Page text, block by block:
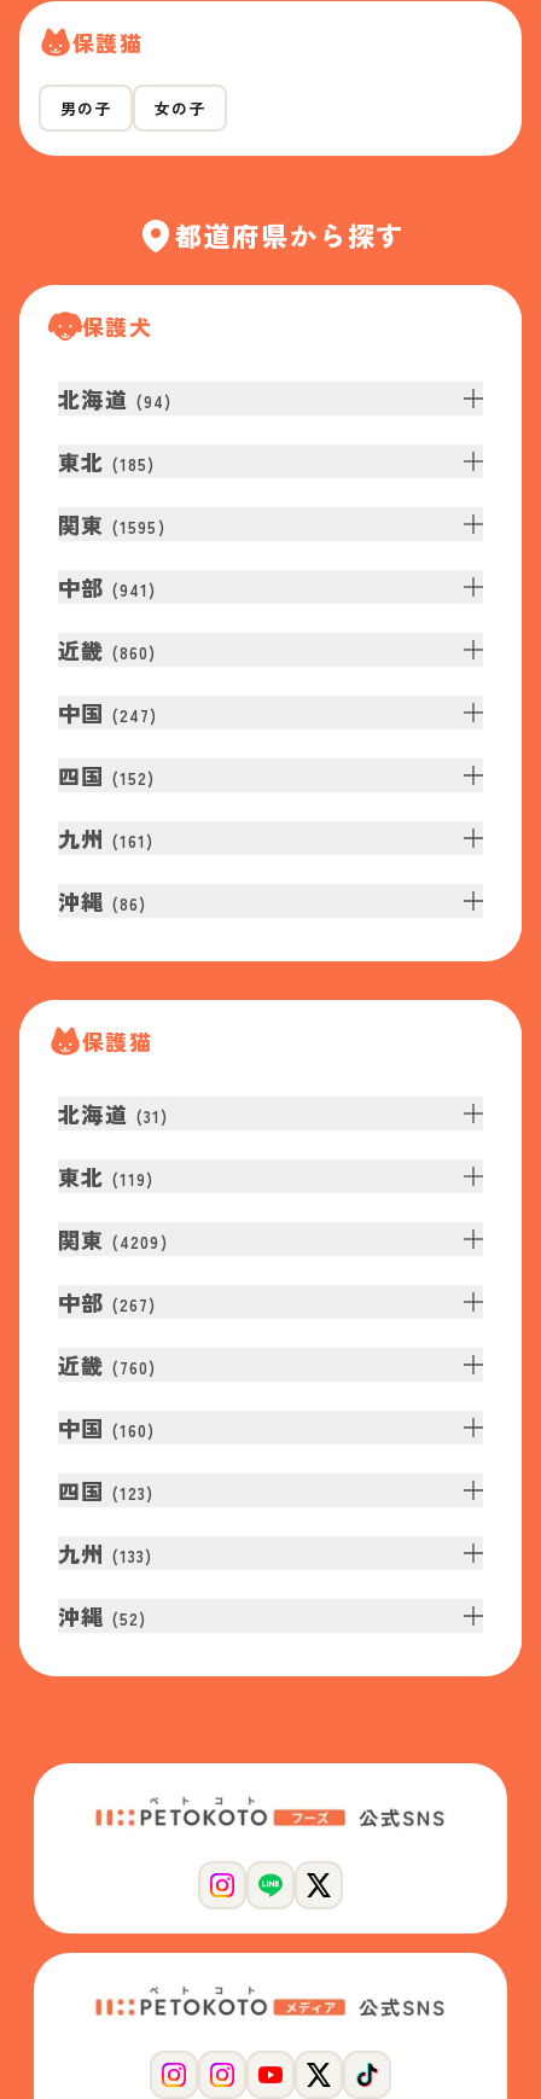
保護猫
男の子 女の子
都道府県から探す
保護犬
北海道 (94)
東北 (185)
関東 (1595 )
中部 (941 )
近畿 (860)
中国 (247)
四国 (152)
九州 (161 )
沖縄 (86)
保護猫
北海道 (31 )
東北 (119)
関東 (4209 )
中部 (267)
近畿 (760)
中国 (160)
四国 (123)
九州 (133)
沖縄 (52)